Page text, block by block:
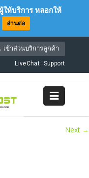
เข้าส่วนบริการลูกค้า
LiveChat Support
Next →
ให้บริการ หลอกให้
อ่านต่อ